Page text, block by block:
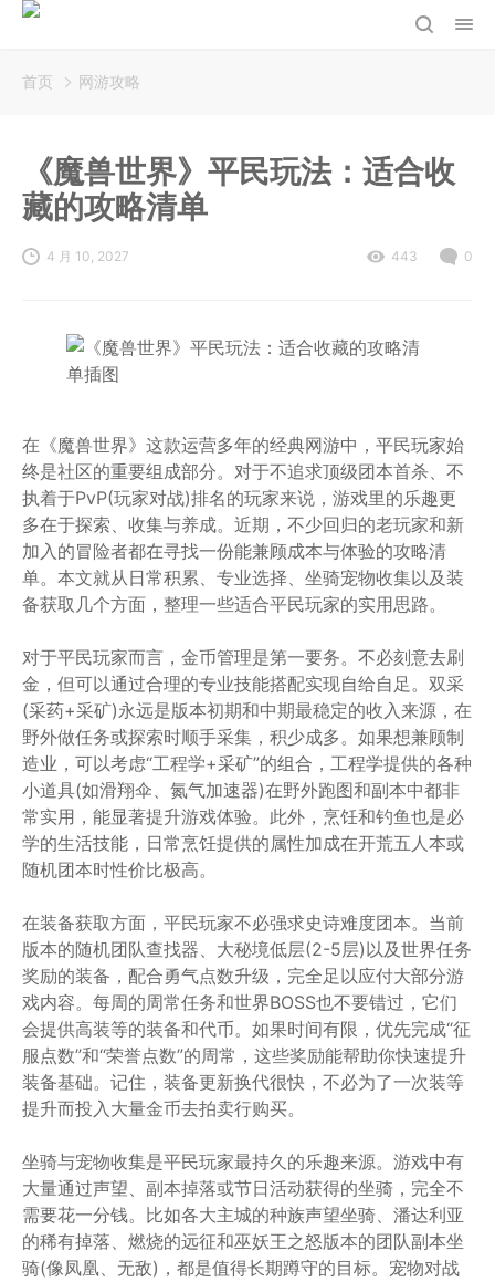
首页 网游攻略
《魔兽世界》平民玩法：适合收
藏的攻略清单
4 月 10, 2027 443 0
在《魔兽世界》这款运营多年的经典网游中，平民玩家始
终是社区的重要组成部分。对于不追求顶级团本首杀、不
执着于PvP(玩家对战)排名的玩家来说，游戏里的乐趣更
多在于探索、收集与养成。近期，不少回归的老玩家和新
加入的冒险者都在寻找一份能兼顾成本与体验的攻略清
单。本文就从日常积累、专业选择、坐骑宠物收集以及装
备获取几个方面，整理一些适合平民玩家的实用思路。
对于平民玩家而言，金币管理是第一要务。不必刻意去刷
金，但可以通过合理的专业技能搭配实现自给自足。双采
(采药+采矿)永远是版本初期和中期最稳定的收入来源，在
野外做任务或探索时顺手采集，积少成多。如果想兼顾制
造业，可以考虑“工程学+采矿”的组合，工程学提供的各种
小道具(如滑翔伞、氮气加速器)在野外跑图和副本中都非
常实用，能显著提升游戏体验。此外，烹饪和钓鱼也是必
学的生活技能，日常烹饪提供的属性加成在开荒五人本或
随机团本时性价比极高。
在装备获取方面，平民玩家不必强求史诗难度团本。当前
版本的随机团队查找器、大秘境低层(2-5层)以及世界任务
奖励的装备，配合勇气点数升级，完全足以应付大部分游
戏内容。每周的周常任务和世界BOSS也不要错过，它们
会提供高装等的装备和代币。如果时间有限，优先完成“征
服点数”和“荣誉点数”的周常，这些奖励能帮助你快速提升
装备基础。记住，装备更新换代很快，不必为了一次装等
提升而投入大量金币去拍卖行购买。
坐骑与宠物收集是平民玩家最持久的乐趣来源。游戏中有
大量通过声望、副本掉落或节日活动获得的坐骑，完全不
需要花一分钱。比如各大主城的种族声望坐骑、潘达利亚
的稀有掉落、燃烧的远征和巫妖王之怒版本的团队副本坐
骑(像凤凰、无敌)，都是值得长期蹲守的目标。宠物对战